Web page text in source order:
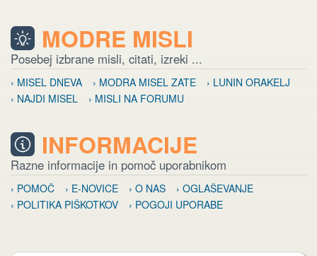
MODRE MISLI
Posebej izbrane misli, citati, izreki ...
› MISEL DNEVA › MODRA MISEL ZATE
› LUNIN ORAKELJ
› NAJDI MISEL
› MISLI NA FORUMU
INFORMACIJE
Razne informacije in pomoč uporabnikom
› POMOČ › E-NOVICE › O NAS
› OGLAŠEVANJE
› POLITIKA PIŠKOTKOV
› POGOJI UPORABE